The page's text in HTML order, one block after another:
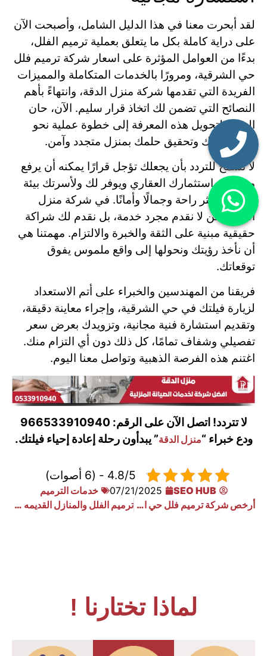
لقد أبحرت معنا في هذا الدليل الشامل، وأصبحت الآن
على دراية كاملة بكل ما يتعلق بعملية ترميم الفلل،
بدءًا من العوامل المؤثرة على اسعار شركة ترميم فلل
حي الشرقية، ومرورًا بالخدمات المتكاملة والمميزات
الفريدة التي تقدمها شركة منزل الدقة، وانتهاءً بأهم
النصائح التي تضمن لك اتخاذ قرار سليم. الآن، حان
الوقت لتحويل هذه المعرفة إلى خطوة عملية نحو
تجديد فيلتك وتحقيق حلمك بمنزل متجدد وآمن.
لا تسمح للتردد بأن يجعلك تؤجل قرارًا يمكنه أن يرفع
من قيمة استثمارك العقاري ويوفر لك ولأسرتك بيئة
معيشية أكثر راحة وجمالًا وأمانًا. في شركة منزل
الدقة، نحن لا نقدم مجرد خدمة، بل نقدم لك شراكة
حقيقية مبنية على الثقة والخبرة والالتزام. مهمتنا هي
أن نأخذ رؤيتك ونحولها إلى واقع ملموس يفوق
توقعاتك.
فريقنا من المهندسين والخبراء على أتم الاستعداد
لزيارة فيلتك في حي الشرقية، وإجراء معاينة دقيقة،
وتقديم استشارة فنية مجانية، وتزويدك بعرض سعر
تفصيلي وشفاف تمامًا، كل ذلك دون أي التزام منك.
اغتنم هذه الفرصة الذهبية وتواصل معنا اليوم.
لا تتردد! اتصل الآن على الرقم: 966533910940
ودع خبراء “منزل الدقة” يبدأون رحلة إعادة إحياء فيلتك.
4.8/5 - (6 أصوات)
SEO HUB
07/21/2025
خدمات الترميم
أرخص شركة ترميم فلل حي العارض
ترميم الفلل والمنازل القديمه بالدوادمي
لماذا تختارنا !